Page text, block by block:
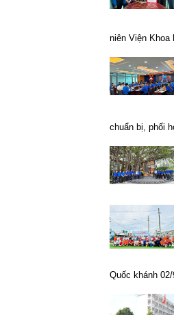
niên Viện Khoa
chuẩn bị, phối
Quốc khánh 02/